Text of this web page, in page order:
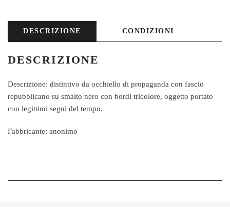
DESCRIZIONE CONDIZIONI
DESCRIZIONE
Descrizione: distintivo da occhiello di propaganda con fascio
repubblicano su smalto nero con bordi tricolore, oggetto portato
con legittimi segni del tempo.
Fabbricante: anonimo